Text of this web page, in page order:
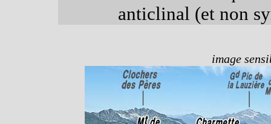
anticlinal (et non
image